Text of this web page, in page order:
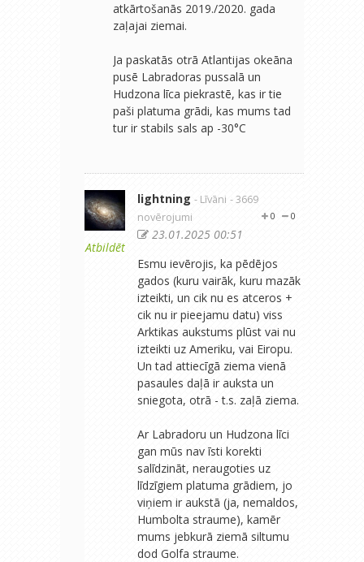
atkārtošanās 2019./2020. gada
zaļajai ziemai.
Ja paskatās otrā Atlantijas okeāna
pusē Labradoras pussalā un
Hudzona līca piekrastē, kas ir tie
paši platuma grādi, kas mums tad
tur ir stabils sals ap -30°C
Atbildēt
lightning - Līvāni - 3669
novērojumi
0
0
23.01.2025 00:51
Esmu ievērojis, ka pēdējos
gados (kuru vairāk, kuru mazāk
izteikti, un cik nu es atceros +
cik nu ir pieejamu datu) viss
Arktikas aukstums plūst vai nu
izteikti uz Ameriku, vai Eiropu.
Un tad attiecīgā ziema vienā
pasaules daļā ir auksta un
sniegota, otrā - t.s. zaļā ziema.
Ar Labradoru un Hudzona līci
gan mūs nav īsti korekti
salīdzināt, neraugoties uz
līdzīgiem platuma grādiem, jo
viņiem ir aukstā (ja, nemaldos,
Humbolta straume), kamēr
mums jebkurā ziemā siltumu
dod Golfa straume.